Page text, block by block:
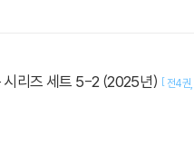
시리즈 세트 5-2 (2025년) [ 전4권